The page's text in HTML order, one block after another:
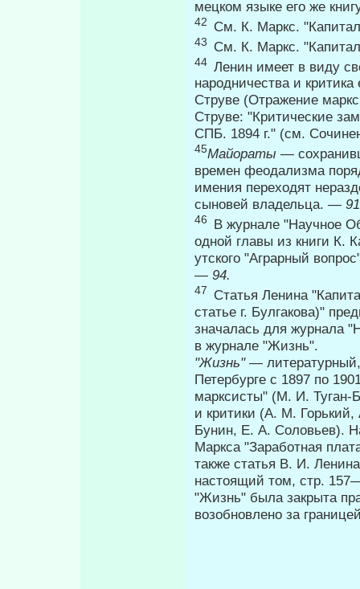
мецком языке его же
42 См. К. Маркс.
43 См. К. Маркс.
44 Ленин имеет в виду
народничества и критика
Струве (Отражение
Струве: "Критические
СПБ. 1894 г." (см.
45Майораты —
времен феодализма
имения переходят
сыновей владельца. —
46 В журнале "Научное
одной главы из книги К.
утского "Аграрный
— 94.
47 Статья Ленина
статье г. Булгакова)"
значалась для журнала
в журнале "Жизнь".
"Жизнь" —
Петербурге с 1897 по
марксисты" (М. И. Туган-
и критики (А. М.
Бунин, Е. А. Соловьев).
Маркса "Заработная
также статья В. И.
настоящий том, стр.
"Жизнь" была закрыта
возобновлено за